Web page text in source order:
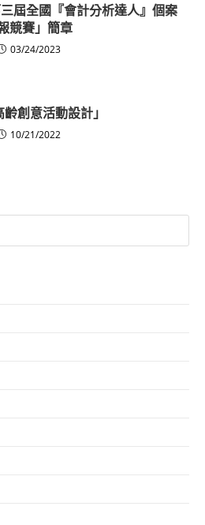
屆全國『會計分析達人』個案
競賽」簡章
03/24/2023
齡創意活動設計」
10/21/2022